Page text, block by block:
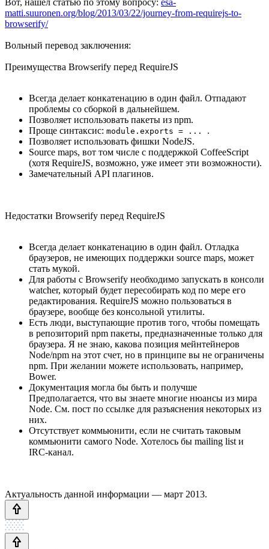
matti.suuronen.org/blog/2013/03/22/journey-from-requirejs-to-
browserify/
Вольный перевод заключения:
Преимущества Browserify перед RequireJS
Всегда делает конкатенацию в один файл. Отпадают
проблемы со сборкой в дальнейшем.
Позволяет использовать пакеты из npm.
Проще синтаксис: module.exports = ... .
Позволяет использовать фишки NodeJS.
Source maps, вот том числе с поддержкой CoffeeScript
(хотя RequireJS, возможно, уже имеет эти возможности).
Замечательный API плагинов.
Недостатки Browserify перед RequireJS
Всегда делает конкатенацию в один файл. Отладка
браузеров, не имеющих поддержки source maps, может
стать мукой.
Для работы с Browserify необходимо запускать в консоли
watcher, который будет пересобирать код по мере его
редактирования. RequireJS можно пользоваться в
браузере, вообще без консольной утилиты.
Есть люди, выступающие против того, чтобы помещать
в репозиторий npm пакеты, предназначенные только для
браузера. Я не знаю, какова позиция мейнтейнеров
Node/npm на этот счет, но в принципе вы не ограничены
npm. При желании можете использовать, например,
Bower.
Документация могла бы быть и получше
Предполагается, что вы знаете многие нюансы из мира
Node. См. пост по ссылке для разъяснения некоторых из
них.
Отсутствует коммьюнити, если не считать таковым
коммьюнити самого Node. Хотелось бы mailing list и
IRC-канал.
Актуальность данной информации — март 2013.